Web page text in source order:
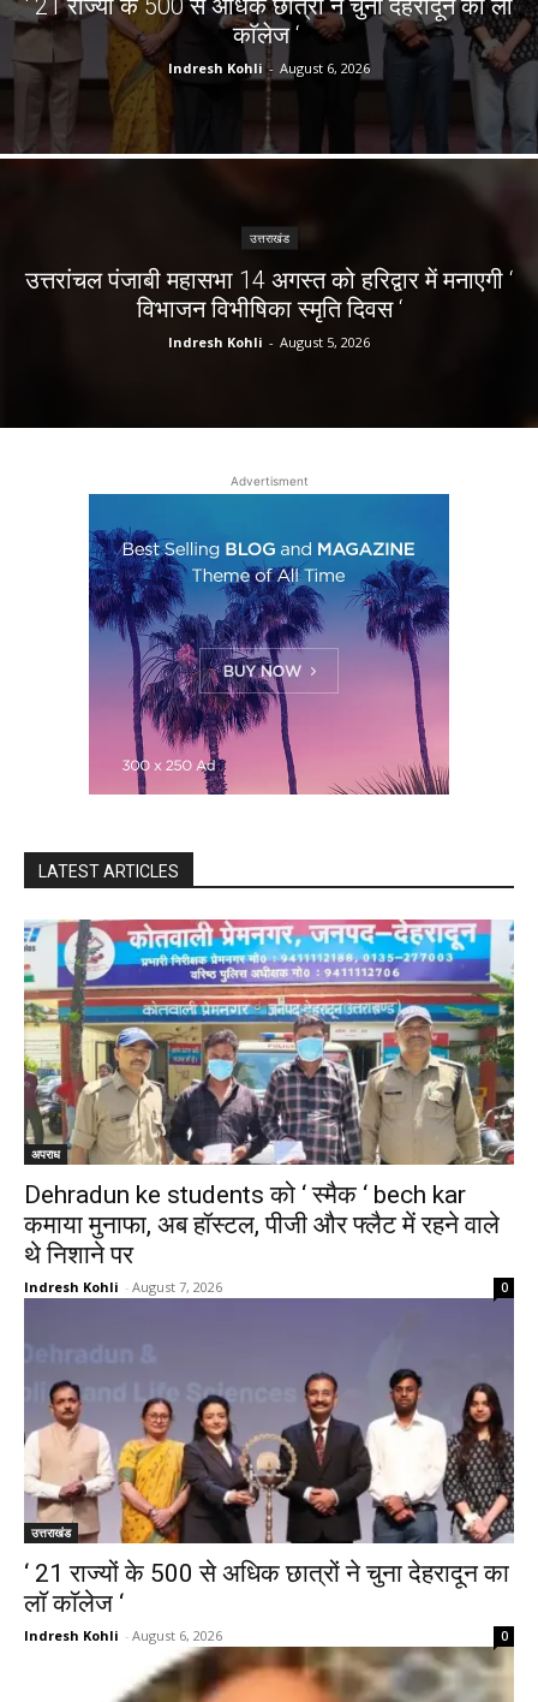
काॅलेज ‘
Indresh Kohli - August 6, 2026
उत्तराखंड
उत्तरांचल पंजाबी महासभा 14 अगस्त को हरिद्वार में मनाएगी ‘
विभाजन विभीषिका स्मृति दिवस ‘
Indresh Kohli - August 5, 2026
Advertisment
LATEST ARTICLES
अपराध
Dehradun ke students को ‘ स्मैक ‘ bech kar
कमाया मुनाफा, अब हॉस्टल, पीजी और फ्लैट में रहने वाले
थे निशाने पर
Indresh Kohli - August 7, 2026 0
उत्तराखंड
‘ 21 राज्यों के 500 से अधिक छात्रों ने चुना देहरादून का
लाॅ काॅलेज ‘
Indresh Kohli - August 6, 2026 0